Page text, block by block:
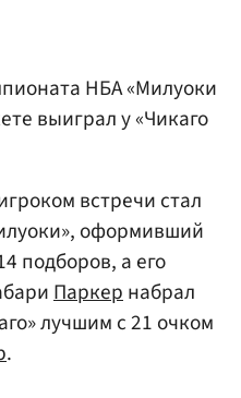
НБА «Милуоки
выиграл у «Чикаго
встречи стал
оформивший
подборов, а его
Паркернабрал
лучшим с 21 очком
.